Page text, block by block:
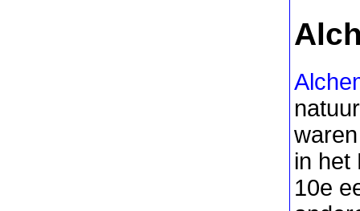
in het
10e